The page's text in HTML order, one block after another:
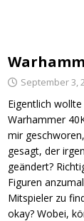
September 3,
Eigentlich
Warhammer
mir
gesagt, der
geändert?
Figuren
Mitspieler zu
okay? Wobei,